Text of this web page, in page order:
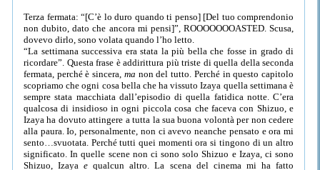
Terza fermata: “[C’è lo duro quando ti penso] [Del tuo comprendonio
non dubito, dato che ancora mi pensi]”, ROOOOOOOASTED. Scusa,
dovevo dirlo, sono volata quando l’ho letto.
“La settimana successiva era stata la più bella che fosse in grado di
ricordare”. Questa frase è addirittura più triste di quella della seconda
fermata, perché è sincera, ma non del tutto. Perché in questo capitolo
scopriamo che ogni cosa bella che ha vissuto Izaya quella settimana è
sempre stata macchiata dall’episodio di quella fatidica notte. C’era
qualcosa di insidioso in ogni piccola cosa che faceva con Shizuo, e
Izaya ha dovuto attingere a tutta la sua buona volontà per non cedere
alla paura. Io, personalmente, non ci avevo neanche pensato e ora mi
sento…svuotata. Perché tutti quei momenti ora si tingono di un altro
significato. In quelle scene non ci sono solo Shizuo e Izaya, ci sono
Shizuo, Izayae qualcun altro. La scena del cinema mi ha fatto